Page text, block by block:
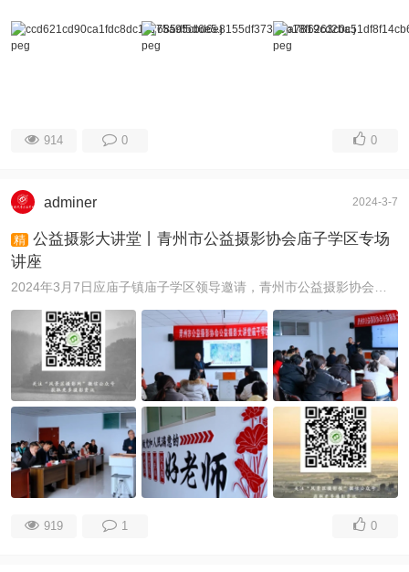
914 0 0
adminer 2024-3-7
精 公益摄影大讲堂丨青州市公益摄影协会庙子学区专场
讲座
2024年3月7日应庙子镇庙子学区领导邀请，青州市公益摄影协会党支部书记程希群走进庙子镇为学区内中小学校40多名教师做了公益讲座《摄影基础知识-如何在工 ...
919 1 0